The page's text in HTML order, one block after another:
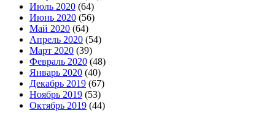
Июль 2020 (64)
Июнь 2020 (56)
Май 2020 (64)
Апрель 2020 (54)
Март 2020 (39)
Февраль 2020 (48)
Январь 2020 (40)
Декабрь 2019 (67)
Ноябрь 2019 (53)
Октябрь 2019 (44)